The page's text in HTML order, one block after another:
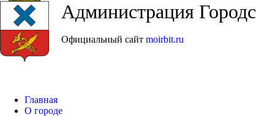
Администрация
Официальный сайт moirbit.ru
Главная
О городе